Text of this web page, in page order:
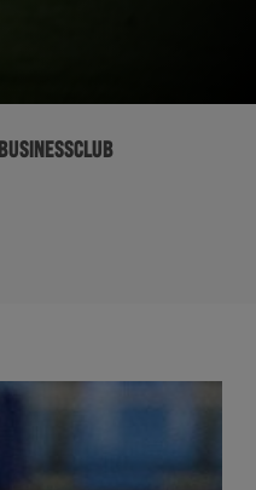
BUSINESSCLUB